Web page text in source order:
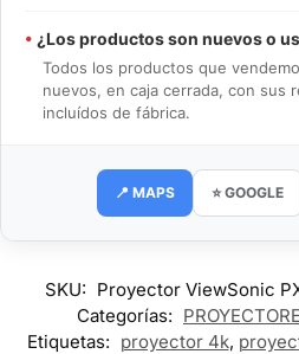
• ¿Los productos son nuevos o
Todos los productos que
nuevos, en caja cerrada, con sus
incluídos de fábrica.
📍 MAPS ⭐ GOOGLE
SKU: Proyector ViewSonic
Categorías:
Etiquetas: proyector 4k,